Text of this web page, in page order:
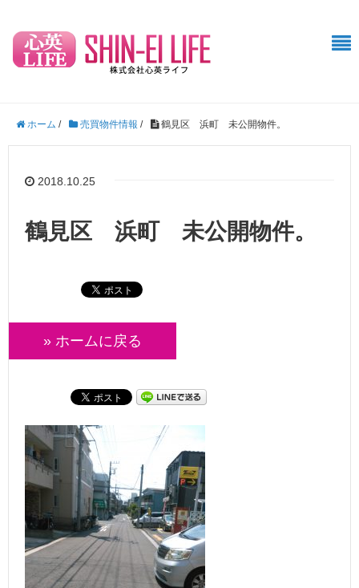
ホーム / 売買物件情報 / 鶴見区 浜町 未公開物件。
2018.10.25
鶴見区 浜町 未公開物件。
» ホームに戻る